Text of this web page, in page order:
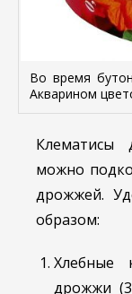
Во время
Акварином
Клематисы
можно
дрожжей.
образом:
Хлебные
дрожжи